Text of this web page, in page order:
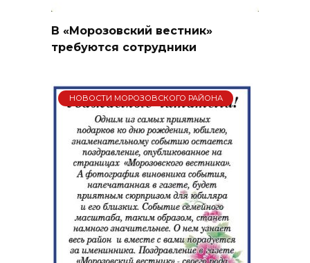
В «Морозовский вестник»
требуются сотрудники
НОВОСТИ МОРОЗОВСКОГО РАЙОНА